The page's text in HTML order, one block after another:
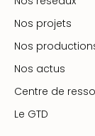
Nos projets
Nos
Nos actus
Centre de
Le GTD